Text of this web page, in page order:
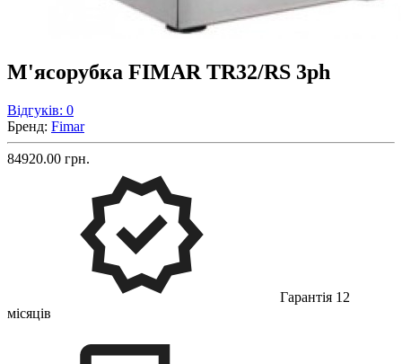
М'ясорубка FIMAR TR32/RS 3ph
Відгуків: 0
Бренд: Fimar
84920.00 грн.
Гарантія 12
місяців